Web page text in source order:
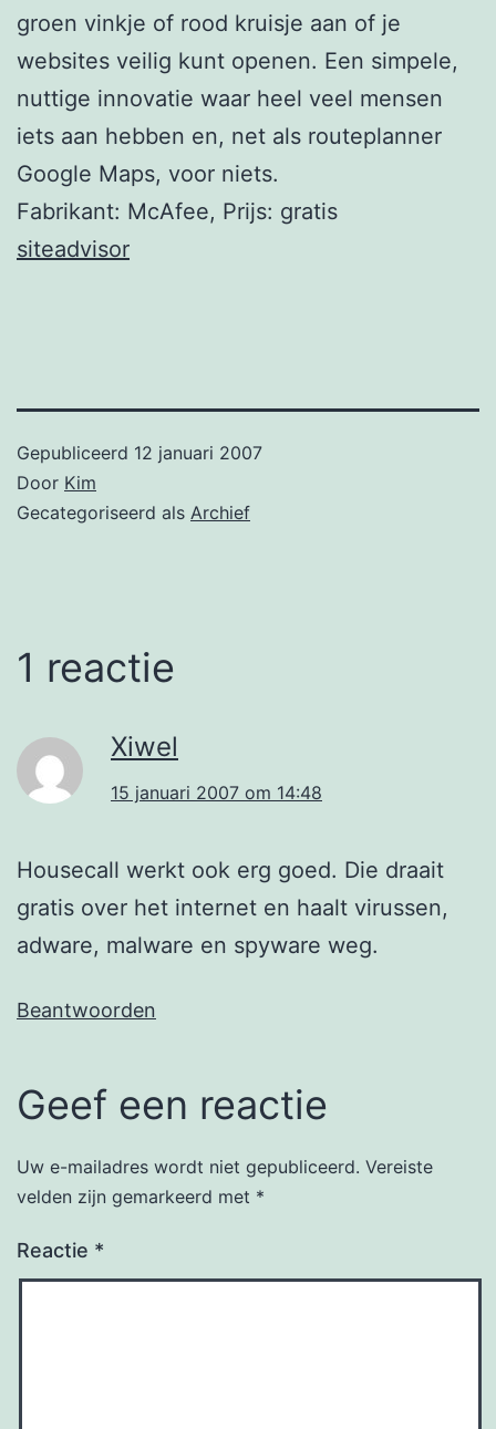
groen vinkje of rood kruisje aan of je
websites veilig kunt openen. Een simpele,
nuttige innovatie waar heel veel mensen
iets aan hebben en, net als routeplanner
Google Maps, voor niets.
Fabrikant: McAfee, Prijs: gratis
siteadvisor
Gepubliceerd 12 januari 2007
Door Kim
Gecategoriseerd als Archief
1 reactie
Xiwel
15 januari 2007 om 14:48
Housecall werkt ook erg goed. Die draait
gratis over het internet en haalt virussen,
adware, malware en spyware weg.
Beantwoorden
Geef een reactie
Uw e-mailadres wordt niet gepubliceerd. Vereiste
velden zijn gemarkeerd met *
Reactie *